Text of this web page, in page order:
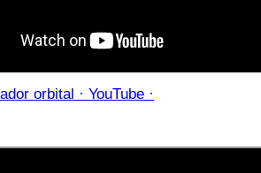
orbital · YouTube ·